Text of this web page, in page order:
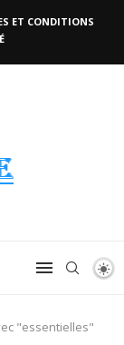
ET CONDITIONS
"essentielles"